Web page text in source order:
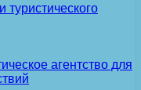
агентство для